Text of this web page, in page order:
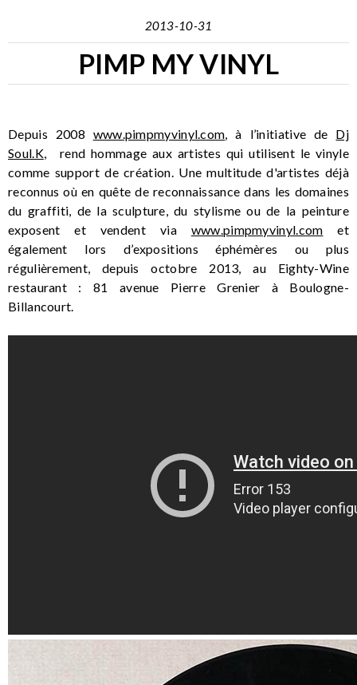
2013-10-31
PIMP MY VINYL
Depuis 2008 www.pimpmyvinyl.com, à l’initiative de Dj
Soul.K, rend hommage aux artistes qui utilisent le vinyle
comme support de création. Une multitude d'artistes déjà
reconnus où en quête de reconnaissance dans les domaines
du graffiti, de la sculpture, du stylisme ou de la peinture
exposent et vendent via www.pimpmyvinyl.com et
également lors d’expositions éphémères ou plus
régulièrement, depuis octobre 2013, au Eighty-Wine
restaurant : 81 avenue Pierre Grenier à Boulogne-
Billancourt.